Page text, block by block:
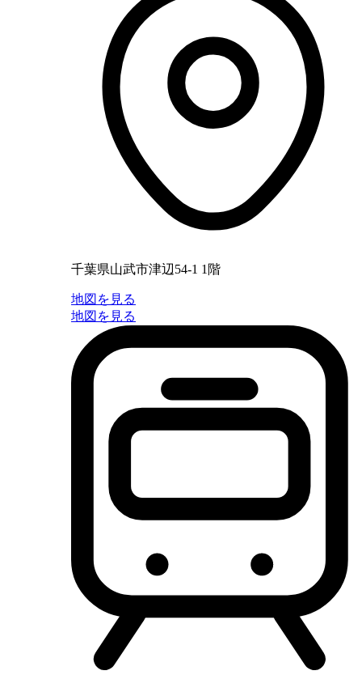
千葉県山武市津辺54-1 1階
地図を見る
地図を見る